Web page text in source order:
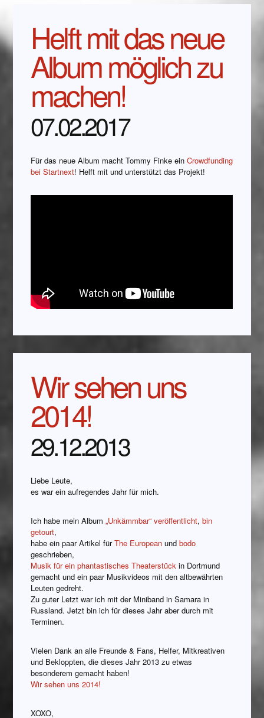
Helft mit das neue
Album möglich zu
machen!
07.02.2017
Für das neue Album macht Tommy Finke einCrowdfunding
bei Startnext! Helft mit und unterstützt das Projekt!
Wir sehen uns
2014!
29.12.2013
Liebe Leute,
es war ein aufregendes Jahr für mich.
Ich habe mein Album„Unkämmbar“ veröffentlicht,bin
getourt,
habe ein paar Artikel fürThe European undbodo
geschrieben,
Musik für ein phantastisches Theaterstück in Dortmund
gemacht und ein paar Musikvideos mit den altbewährten
Leuten gedreht.
Zu guter Letzt war ich mit der Miniband in Samara in
Russland. Jetzt bin ich für dieses Jahr aber durch mit
Terminen.
Vielen Dank an alle Freunde & Fans, Helfer, Mitkreativen
und Bekloppten, die dieses Jahr 2013 zu etwas
besonderem gemacht haben!
Wir sehen uns 2014!
XOXO,